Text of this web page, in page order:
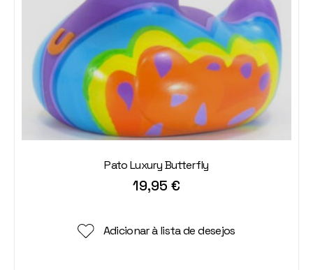
Pato Luxury Butterfly
19,95 €
Adicionar à lista de desejos